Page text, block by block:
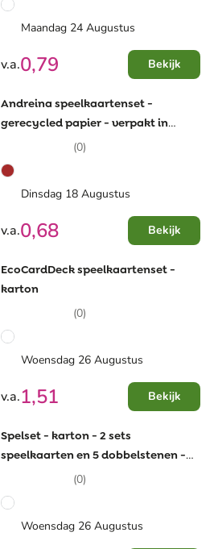
Maandag 24 Augustus
v.a.0,79 Bekijk
Andreina speelkaartenset -
gerecycled papier - verpakt in
kartonnen doosje
(0)
Dinsdag 18 Augustus
v.a.0,68 Bekijk
EcoCardDeck speelkaartenset -
karton
(0)
Woensdag 26 Augustus
v.a.1,51 Bekijk
Spelset - karton - 2 sets
speelkaarten en 5 dobbelstenen -
verpakt in doosje
(0)
Woensdag 26 Augustus